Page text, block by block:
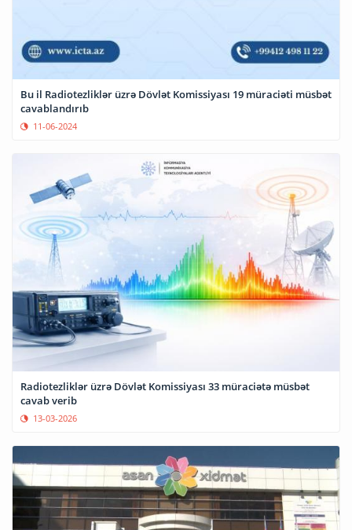
Bu il Radiotezliklər üzrə Dövlət Komissiyası 19 müraciəti müsbət
cavablandırıb
11-06-2024
Radiotezliklər üzrə Dövlət Komissiyası 33 müraciətə müsbət
cavab verib
13-03-2026